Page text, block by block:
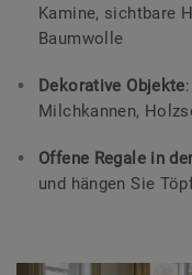
Kamine, sichtbare
Baumwolle
Dekorative Objekte
Milchkannen,
Offene Regale in
und hängen Sie